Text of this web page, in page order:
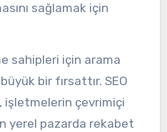
sağlamak için
sahipleri için arama
bir fırsattır. SEO
çevrimiçi
yerel pazarda rekabet